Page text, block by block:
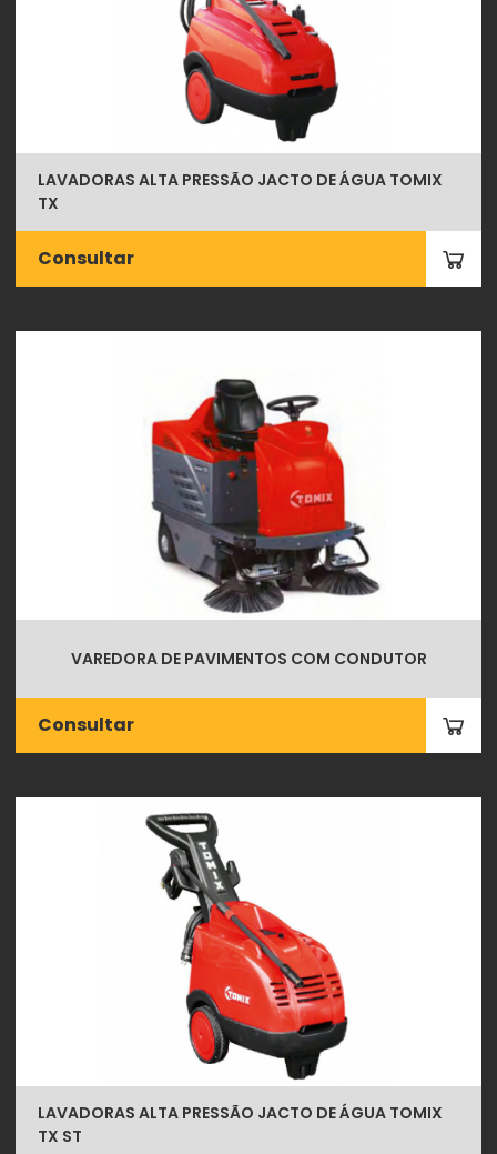
LAVADORAS ALTA PRESSÃO JACTO DE ÁGUA TOMIX
TX
Consultar
VAREDORA DE PAVIMENTOS COM CONDUTOR
Consultar
LAVADORAS ALTA PRESSÃO JACTO DE ÁGUA TOMIX
TX ST